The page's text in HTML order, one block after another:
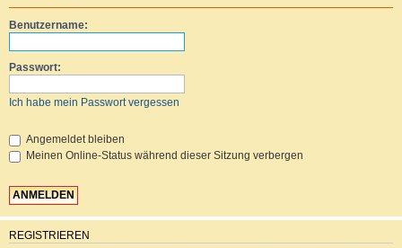
Benutzername:
Passwort:
Ich habe mein Passwort vergessen
Angemeldet bleiben
Meinen Online-Status während dieser Sitzung verbergen
REGISTRIEREN